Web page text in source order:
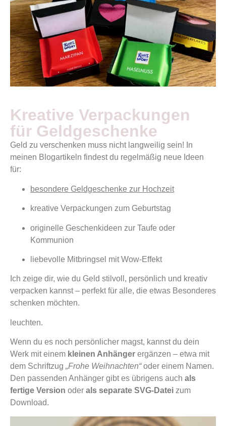
Kreative Verpackungen
für Geldgeschenke
Geld zu verschenken muss nicht langweilig sein! In
meinen Blogartikeln findest du regelmäßig neue Ideen
für:
besondere Geldgeschenke zur Hochzeit
kreative Verpackungen zum Geburtstag
originelle Geschenkideen zur Taufe oder
Kommunion
liebevolle Mitbringsel mit Wow-Effekt
Ich zeige dir, wie du Geld stilvoll, persönlich und kreativ
verpacken kannst – perfekt für alle, die etwas Besonderes
schenken möchten.
leuchten.
Wenn du es noch persönlicher magst, kannst du dein
Werk mit einem kleinen Anhänger ergänzen – etwa mit
dem Schriftzug „Frohe Weihnachten“oder einem Namen.
Den passenden Anhänger gibt es übrigens auch als
fertige Version oder als separate SVG-Datei zum
Download.